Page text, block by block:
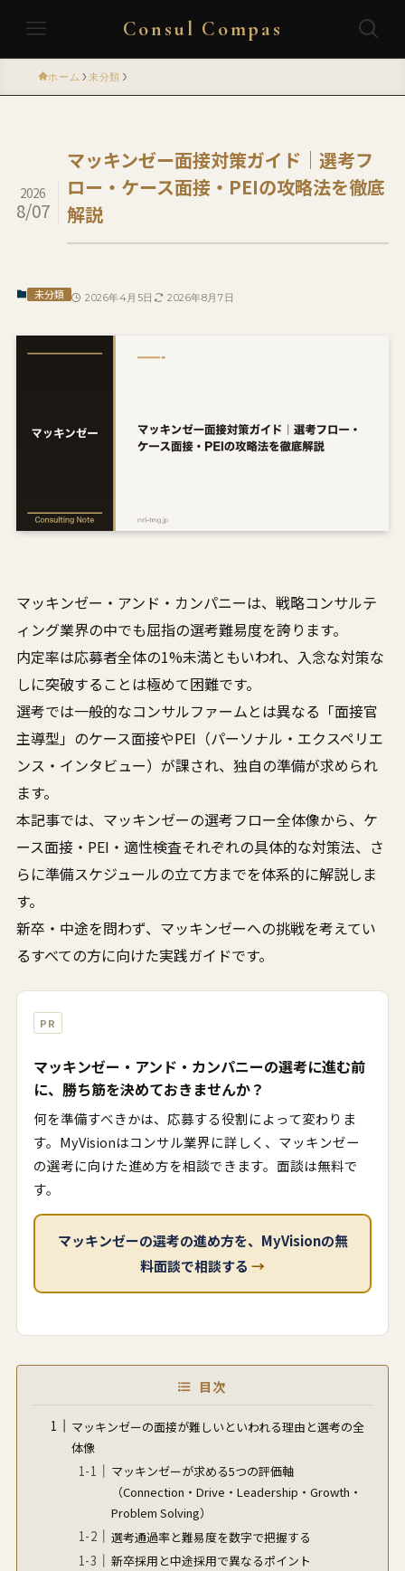
Consul Compas
ホーム 未分類
マッキンゼー面接対策ガイド｜選考フ
ロー・ケース面接・PEIの攻略法を徹底
解説
2026
8/07
未分類 2026年4月5日 2026年8月7日
マッキンゼー・アンド・カンパニーは、戦略コンサルテ
ィング業界の中でも屈指の選考難易度を誇ります。
内定率は応募者全体の1%未満ともいわれ、入念な対策な
しに突破することは極めて困難です。
選考では一般的なコンサルファームとは異なる「面接官
主導型」のケース面接やPEI（パーソナル・エクスペリエ
ンス・インタビュー）が課され、独自の準備が求められ
ます。
本記事では、マッキンゼーの選考フロー全体像から、ケ
ース面接・PEI・適性検査それぞれの具体的な対策法、さ
らに準備スケジュールの立て方までを体系的に解説しま
す。
新卒・中途を問わず、マッキンゼーへの挑戦を考えてい
るすべての方に向けた実践ガイドです。
PR
マッキンゼー・アンド・カンパニーの選考に進む前
に、勝ち筋を決めておきませんか？
何を準備すべきかは、応募する役割によって変わりま
す。MyVisionはコンサル業界に詳しく、マッキンゼー
の選考に向けた進め方を相談できます。面談は無料で
す。
マッキンゼーの選考の進め方を、MyVisionの無
料面談で相談する →
目次
マッキンゼーの面接が難しいといわれる理由と選考の全
体像
マッキンゼーが求める5つの評価軸
（Connection・Drive・Leadership・Growth・
Problem Solving）
選考通過率と難易度を数字で把握する
新卒採用と中途採用で異なるポイント